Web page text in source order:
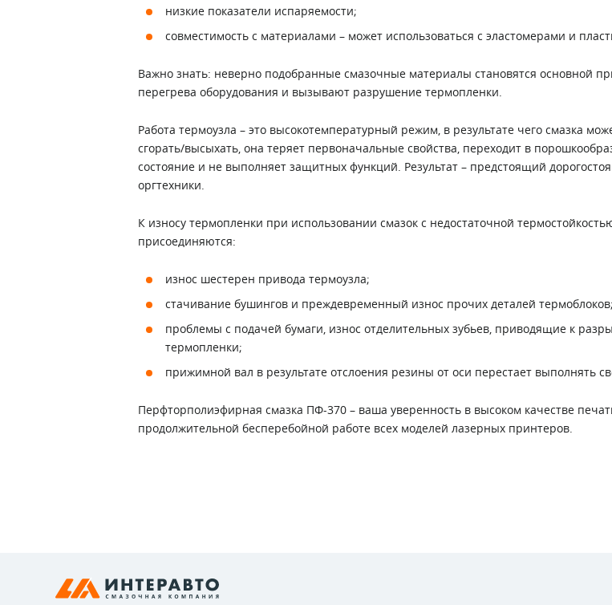
низкие показатели испаряемости;
совместимость с материалами – может использоваться с эластомерами и
Важно знать: неверно подобранные смазочные материалы становятся основной
перегрева оборудования и вызывают разрушение термопленки.
Работа термоузла – это высокотемпературный режим, в результате чего смазка
сгорать/высыхать, она теряет первоначальные свойства, переходит в
состояние и не выполняет защитных функций. Результат – предстоящий
оргтехники.
К износу термопленки при использовании смазок с недостаточной
присоединяются:
износ шестерен привода термоузла;
стачивание бушингов и преждевременный износ прочих деталей термоблоков;
проблемы с подачей бумаги, износ отделительных зубьев, приводящие к
термопленки;
прижимной вал в результате отслоения резины от оси перестает выполнять
Перфторполиэфирная смазка ПФ-370 – ваша уверенность в высоком качестве
продолжительной бесперебойной работе всех моделей лазерных принтеров.